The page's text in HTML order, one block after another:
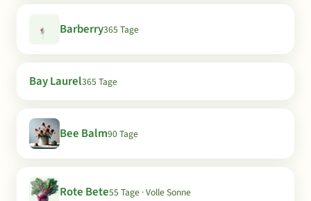
Barberry365 Tage
Bay Laurel365 Tage
Bee Balm90 Tage
Rote Bete55 Tage · Volle Sonne